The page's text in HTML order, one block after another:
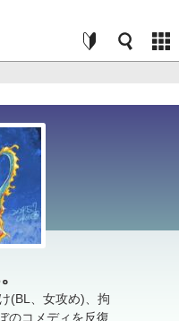
(BL、女攻め)、拘
のコメディを反復